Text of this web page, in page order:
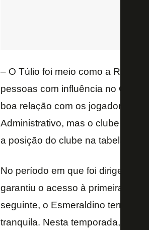
– O Túlio foi meio como a
pessoas com influência no
boa relação com os jogadores,
Administrativo, mas o clube é
a posição do clube na tabela é
No período em que foi dirigente,
garantiu o acesso à primeira
seguinte, o Esmeraldino
tranquila. Nesta temporada, as